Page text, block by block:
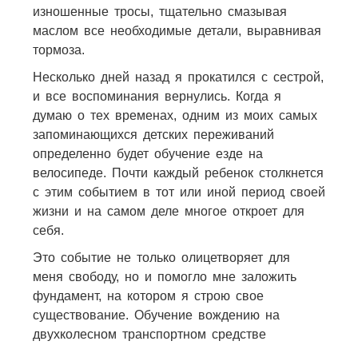
изношенные тросы, тщательно смазывая
маслом все необходимые детали, выравнивая
тормоза.
Несколько дней назад я прокатился с сестрой,
и все воспоминания вернулись. Когда я
думаю о тех временах, одним из моих самых
запоминающихся детских переживаний
определенно будет обучение езде на
велосипеде. Почти каждый ребенок столкнется
с этим событием в тот или иной период своей
жизни и на самом деле многое откроет для
себя.
Это событие не только олицетворяет для
меня свободу, но и помогло мне заложить
фундамент, на котором я строю свое
существование. Обучение вождению на
двухколесном транспортном средстве